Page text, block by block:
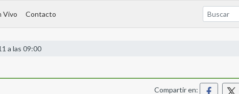
Vivo Contacto
a las 09:00
Compartir en: